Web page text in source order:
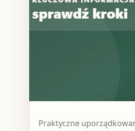
Praktyczne